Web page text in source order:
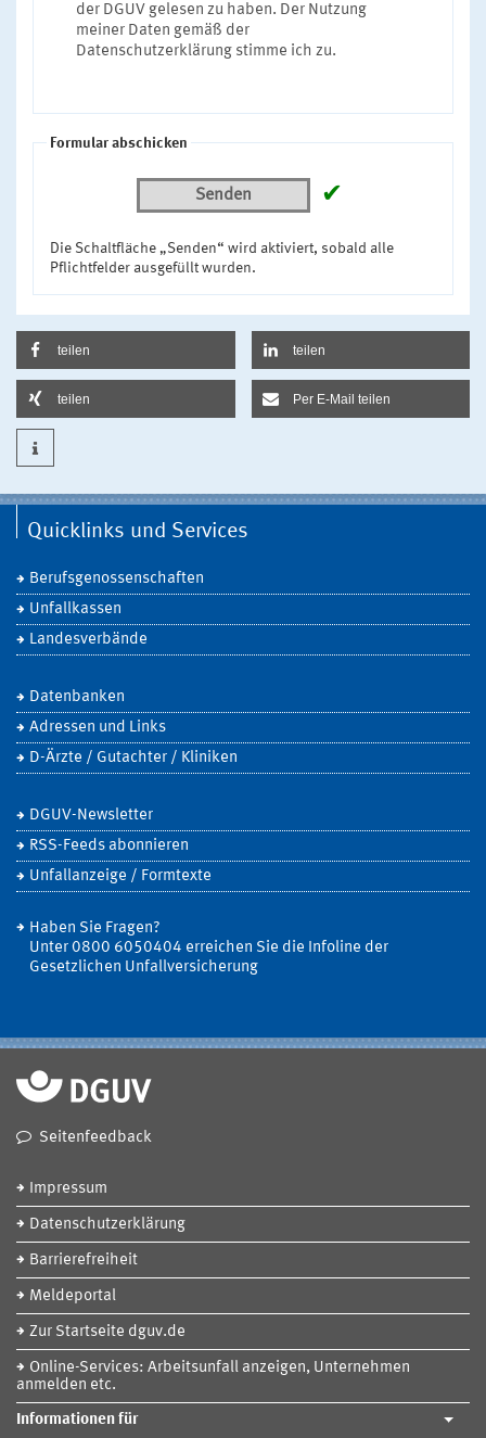
der DGUV gelesen zu haben. Der Nutzung
meiner Daten gemäß der
Datenschutzerklärung stimme ich zu.
Formular abschicken
Senden ✔
Die Schaltfläche „Senden“ wird aktiviert, sobald alle
Pflichtfelder ausgefüllt wurden.
teilen teilen
teilen Per E-Mail teilen
Quicklinks und Services
Berufsgenossenschaften
Unfallkassen
Landesverbände
Datenbanken
Adressen und Links
D-Ärzte / Gutachter / Kliniken
DGUV-Newsletter
RSS-Feeds abonnieren
Unfallanzeige / Formtexte
Haben Sie Fragen?
Unter 0800 6050404 erreichen Sie die Infoline der
Gesetzlichen Unfallversicherung
Seitenfeedback
Impressum
Datenschutzerklärung
Barrierefreiheit
Meldeportal
Zur Startseite dguv.de
Online-Services: Arbeitsunfall anzeigen, Unternehmen
anmelden etc.
Informationen für